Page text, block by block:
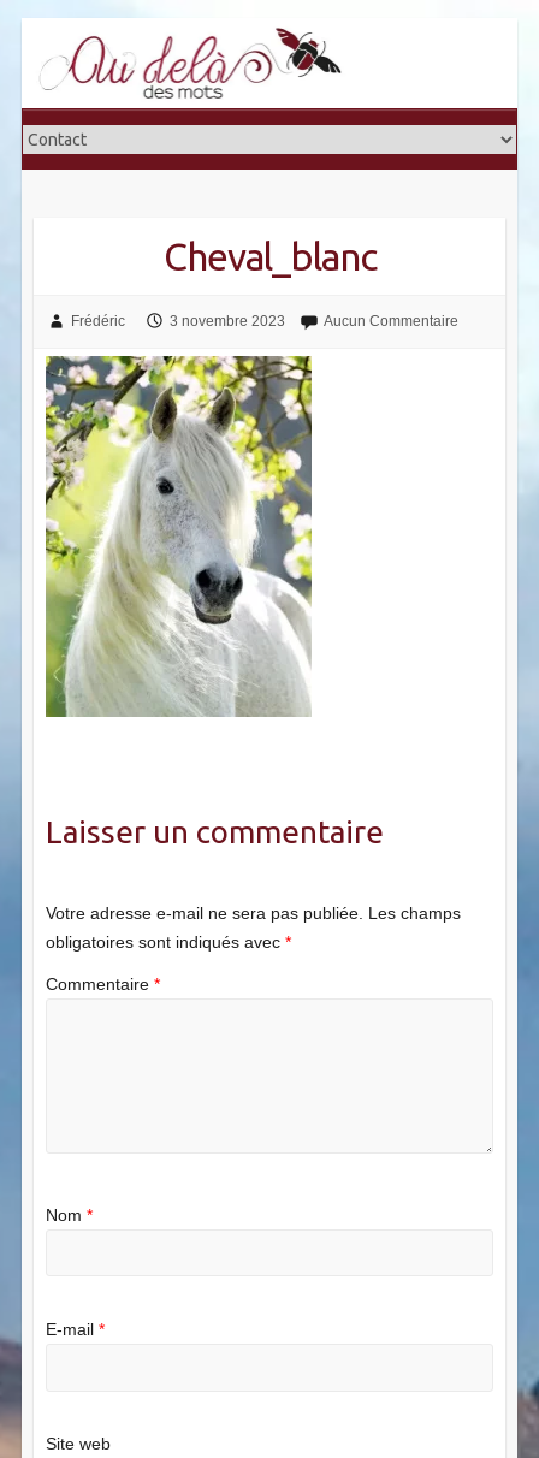
content
Cheval_blanc
Frédéric 3 novembre 2023 Aucun Commentaire
Laisser un commentaire
Votre adresse e-mail ne sera pas publiée. Les champs
obligatoires sont indiqués avec *
Commentaire *
Nom *
E-mail *
Site web